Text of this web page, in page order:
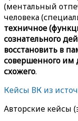
(ментальный
человека
техничное
сознательного
восстановить в
совершенного им
схожего.
Кейсы ВК из
Авторские кейсы